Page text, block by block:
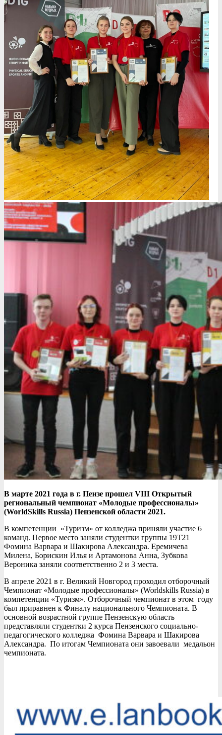
В марте 2021 года в г. Пензе прошел VIII Открытый
региональный чемпионат «Молодые профессионалы»
(WorldSkills Russia) Пензенской области 2021.
В компетенции «Туризм» от колледжа приняли участие 6
команд. Первое место заняли студентки группы 19Т21
Фомина Варвара и Шакирова Александра. Еремичева
Милена, Борискин Илья и Артамонова Анна, Зубкова
Вероника заняли соответственно 2 и 3 места.
В апреле 2021 в г. Великий Новгород проходил отборочный
Чемпионат «Молодые профессионалы» (Worldskills Russia) в
компетенции «Туризм». Отборочный чемпионат в этом году
был приравнен к Финалу национального Чемпионата. В
основной возрастной группе Пензенскую область
представляли студентки 2 курса Пензенского социально-
педагогического колледжа Фомина Варвара и Шакирова
Александра. По итогам Чемпионата они завоевали медальон
чемпионата.